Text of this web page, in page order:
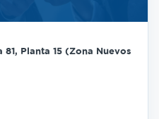
Planta 15 (Zona Nuevos